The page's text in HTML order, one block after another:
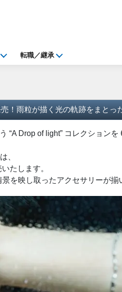
転職／継承
！雨粒が描く光の軌跡をまと
“A Drop of light” コレクション
は、
たします。
を映し取ったアクセサリーが揃